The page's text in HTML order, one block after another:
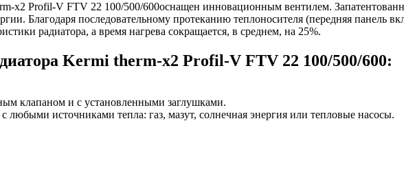
x2 Profil-V FTV 22 100/500/600оснащен инновационным вентилем.
Благодаря последовательному протеканию теплоносителя (передняя панель
радиатора, а время нагрева сокращается, в среднем, на 25%.
Kermi therm-x2 Profil-V FTV 22 100/500/600:
клапаном и с установленными заглушками.
любыми источниками тепла: газ, мазут, солнечная энергия или тепловые насосы.